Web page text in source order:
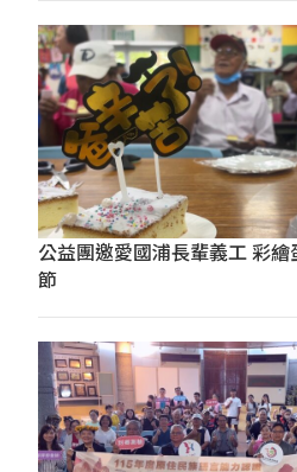
公益團邀愛國浦長輩義工 彩
節